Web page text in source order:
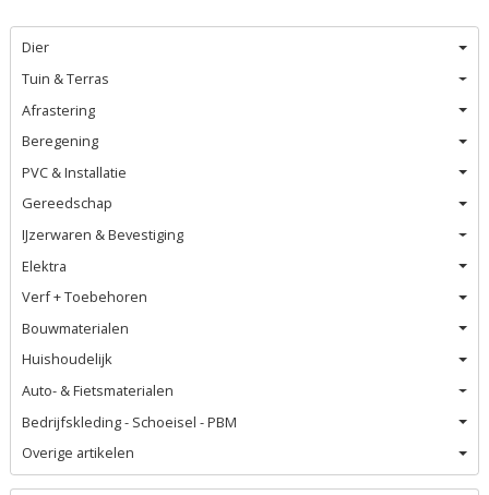
Dier
Tuin & Terras
Afrastering
Beregening
PVC & Installatie
Gereedschap
IJzerwaren & Bevestiging
Elektra
Verf + Toebehoren
Bouwmaterialen
Huishoudelijk
Auto- & Fietsmaterialen
Bedrijfskleding - Schoeisel - PBM
Overige artikelen